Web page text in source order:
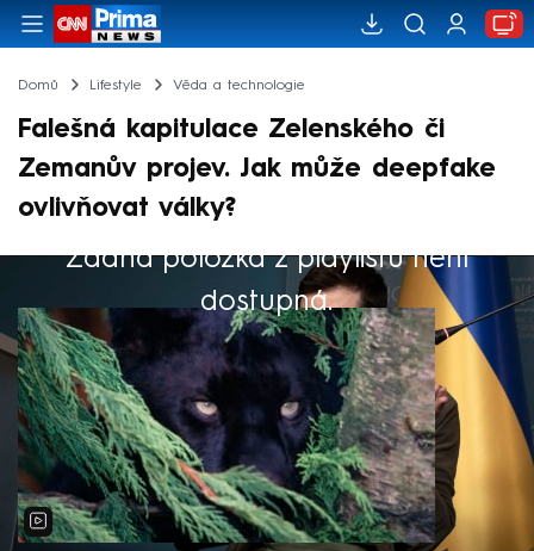
Domů Lifestyle Věda a technologie
Falešná kapitulace Zelenského či
Zemanův projev. Jak může deepfake
ovlivňovat války?
Žádná položka z playlistu není
dostupná.
Výběr redakce